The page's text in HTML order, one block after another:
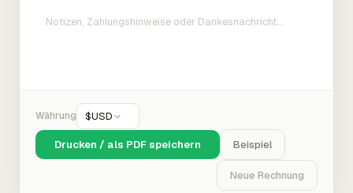
Währung $USD
Drucken / als PDF speichern Beispiel
Neue Rechnung